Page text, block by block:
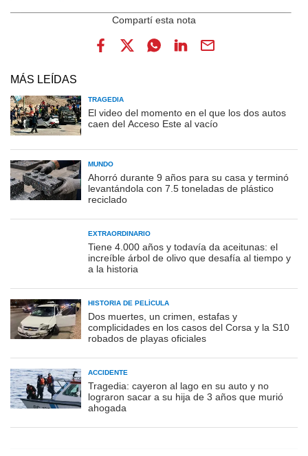
MÁS LEÍDAS
TRAGEDIA
El video del momento en el que los dos autos
caen del Acceso Este al vacío
MUNDO
Ahorró durante 9 años para su casa y terminó
levantándola con 7.5 toneladas de plástico
reciclado
EXTRAORDINARIO
Tiene 4.000 años y todavía da aceitunas: el
increíble árbol de olivo que desafía al tiempo y
a la historia
HISTORIA DE PELÍCULA
Dos muertes, un crimen, estafas y
complicidades en los casos del Corsa y la S10
robados de playas oficiales
ACCIDENTE
Tragedia: cayeron al lago en su auto y no
lograron sacar a su hija de 3 años que murió
ahogada